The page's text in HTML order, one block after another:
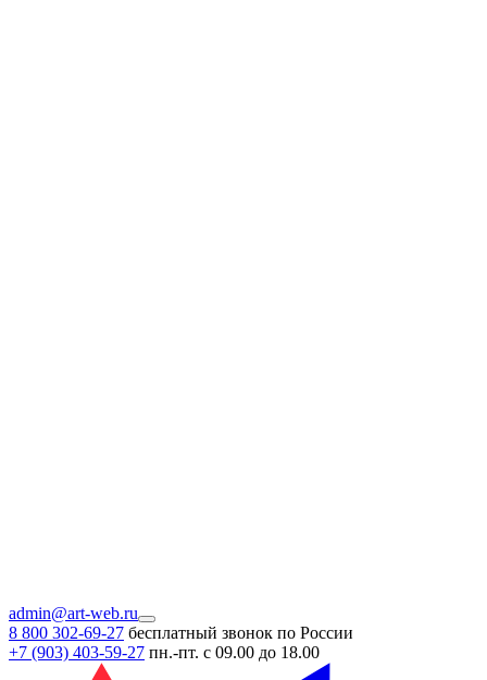
admin@art-web.ru
8 800 302-69-27 бесплатный звонок по России
+7 (903) 403-59-27 пн.-пт. с 09.00 до 18.00